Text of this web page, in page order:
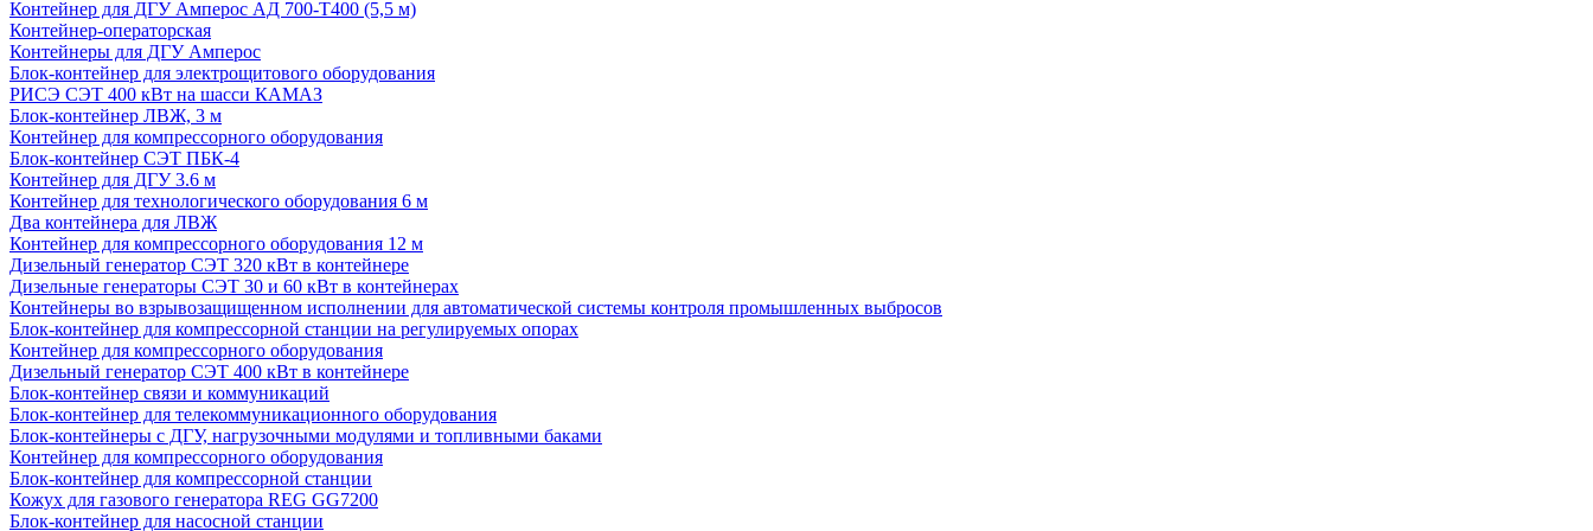
Контейнер для ДГУ Амперос АД 700-Т400 (5,5 м)
Контейнер-операторская
Контейнеры для ДГУ Амперос
Блок-контейнер для электрощитового оборудования
РИСЭ СЭТ 400 кВт на шасси КАМАЗ
Блок-контейнер ЛВЖ, 3 м
Контейнер для компрессорного оборудования
Блок-контейнер СЭТ ПБК-4
Контейнер для ДГУ 3.6 м
Контейнер для технологического оборудования 6 м
Два контейнера для ЛВЖ
Контейнер для компрессорного оборудования 12 м
Дизельный генератор СЭТ 320 кВт в контейнере
Дизельные генераторы СЭТ 30 и 60 кВт в контейнерах
Контейнеры во взрывозащищенном исполнении для автоматической системы контроля промышленных выбросов
Блок-контейнер для компрессорной станции на регулируемых опорах
Контейнер для компрессорного оборудования
Дизельный генератор СЭТ 400 кВт в контейнере
Блок-контейнер связи и коммуникаций
Блок-контейнер для телекоммуникационного оборудования
Блок-контейнеры с ДГУ, нагрузочными модулями и топливными баками
Контейнер для компрессорного оборудования
Блок-контейнер для компрессорной станции
Кожух для газового генератора REG GG7200
Блок-контейнер для насосной станции